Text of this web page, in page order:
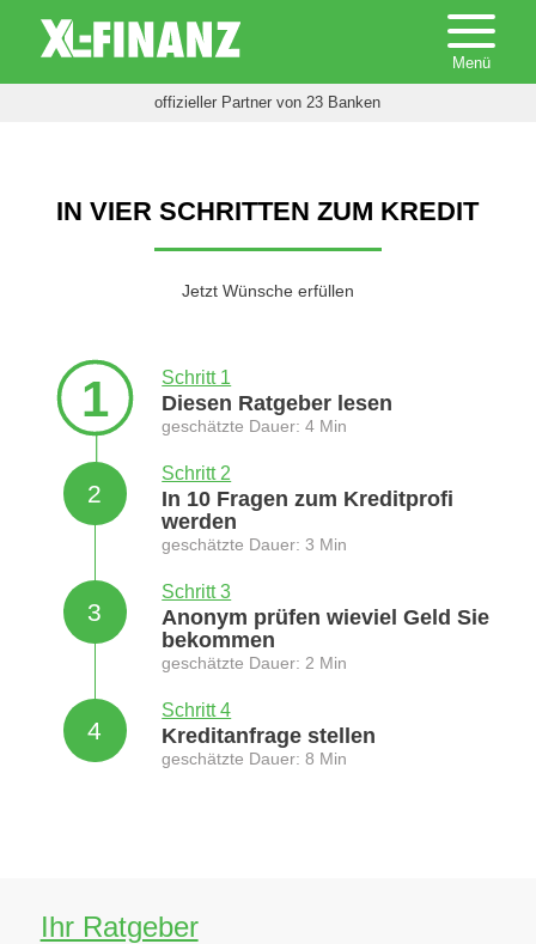
offizieller Partner von 23 Banken
IN VIER SCHRITTEN ZUM KREDIT
Jetzt Wünsche erfüllen
1 Schritt 1
Diesen Ratgeber lesen
geschätzte Dauer: 4 Min
2
Schritt 2
In 10 Fragen zum Kreditprofi
werden
geschätzte Dauer: 3 Min
3
Schritt 3
Anonym prüfen wieviel Geld Sie
bekommen
geschätzte Dauer: 2 Min
4
Schritt 4
Kreditanfrage stellen
geschätzte Dauer: 8 Min
Ihr Ratgeber